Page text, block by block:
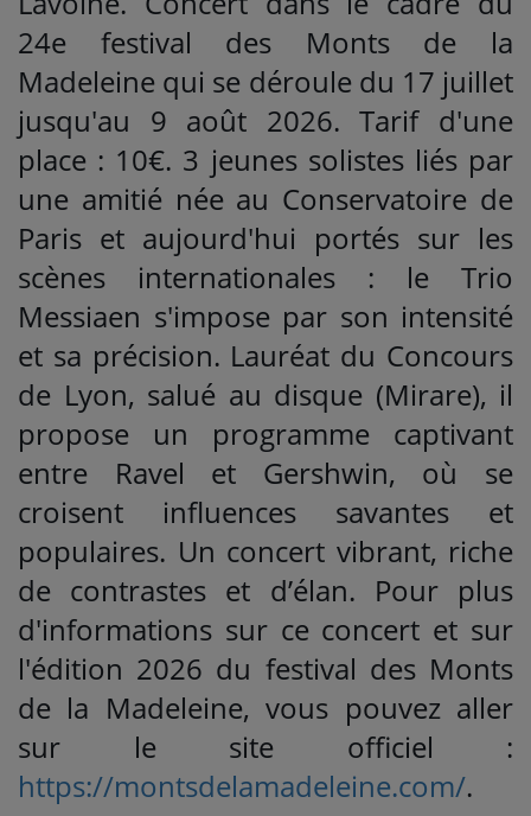
24e festival des Monts de la
Madeleine qui se déroule du 17 juillet
jusqu'au 9 août 2026. Tarif d'une
place : 10€. 3 jeunes solistes liés par
une amitié née au Conservatoire de
Paris et aujourd'hui portés sur les
scènes internationales : le Trio
Messiaen s'impose par son intensité
et sa précision. Lauréat du Concours
de Lyon, salué au disque (Mirare), il
propose un programme captivant
entre Ravel et Gershwin, où se
croisent influences savantes et
populaires. Un concert vibrant, riche
de contrastes et d’élan. Pour plus
d'informations sur ce concert et sur
l'édition 2026 du festival des Monts
de la Madeleine, vous pouvez aller
sur le site officiel :
https://montsdelamadeleine.com/.